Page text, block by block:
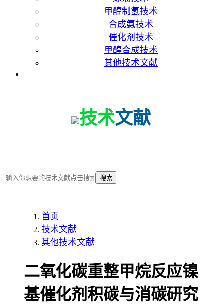
甲醇制氢技术
合成氨技术
催化剂技术
甲醇合成技术
其他技术文献
技术文献
搜索
首页
技术文献
其他技术文献
二氧化碳重整甲烷反应镍
基催化剂积碳与消碳研究